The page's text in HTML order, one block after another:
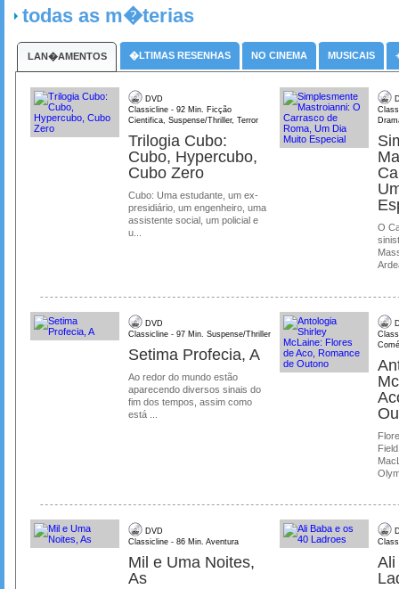
todas as m�terias
LAN�AMENTOS �LTIMAS RESENHAS NO CINEMA MUSICAIS
DVD
Classicline - 92 Min. Ficção
Cientifica, Suspense/Thriller, Terror
Trilogia Cubo:
Cubo, Hypercubo,
Cubo Zero
Cubo: Uma estudante, um ex-
presidiário, um engenheiro, uma
assistente social, um policial e
u...
O
DVD
Classicline - 97 Min. Suspense/Thriller
Setima Profecia, A
Ao redor do mundo estão
aparecendo diversos sinais do
fim dos tempos, assim como
está ...
DVD
Classicline - 86 Min. Aventura
Mil e Uma Noites,
As
Ali